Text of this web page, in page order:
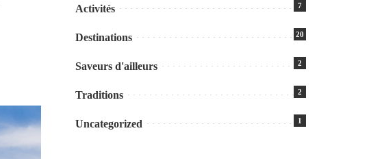
Activités 7
Destinations 20
Saveurs d'ailleurs 2
Traditions 2
Uncategorized 1